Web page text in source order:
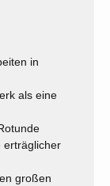
in
als eine
erträglicher
großen